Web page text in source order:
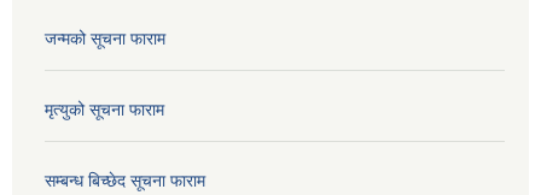
जन्मको सूचना फाराम
मृत्युको सूचना फाराम
सम्बन्ध बिच्छेद सूचना फाराम